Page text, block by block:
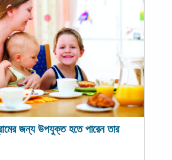
জন্য উপযুক্ত হতে পারেন তার